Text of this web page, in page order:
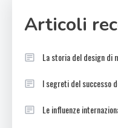
Articoli
La storia del design di
I segreti del successo
Le influenze